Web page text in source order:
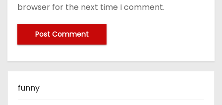
browser for the next time I comment.
funny